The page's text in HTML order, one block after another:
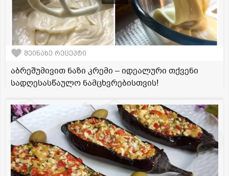
შეინახე რეცეპტი
აბრეშუმივით ნაზი კრემი – იდეალური თქვენი
სადღესასწაულო ნამცხვრებისთვის!